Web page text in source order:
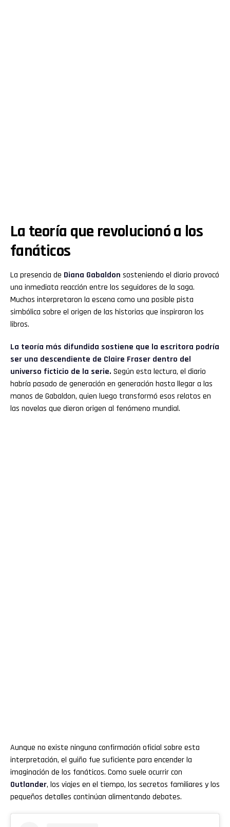
La teoría que revolucionó a los
fanáticos
La presencia de Diana Gabaldon sosteniendo el diario provocó
una inmediata reacción entre los seguidores de la saga.
Muchos interpretaron la escena como una posible pista
simbólica sobre el origen de las historias que inspiraron los
libros.
La teoría más difundida sostiene que la escritora podría
ser una descendiente de Claire Fraser dentro del
universo ficticio de la serie. Según esta lectura, el diario
habría pasado de generación en generación hasta llegar a las
manos de Gabaldon, quien luego transformó esos relatos en
las novelas que dieron origen al fenómeno mundial.
Aunque no existe ninguna confirmación oficial sobre esta
interpretación, el guiño fue suficiente para encender la
imaginación de los fanáticos. Como suele ocurrir con
Outlander, los viajes en el tiempo, los secretos familiares y los
pequeños detalles continúan alimentando debates.